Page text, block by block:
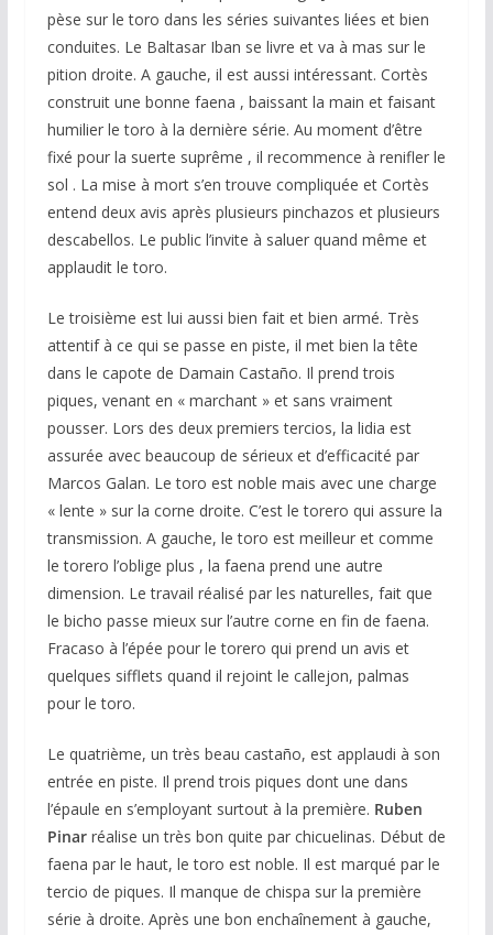
pèse sur le toro dans les séries suivantes liées et bien
conduites. Le Baltasar Iban se livre et va à mas sur le
pition droite. A gauche, il est aussi intéressant. Cortès
construit une bonne faena , baissant la main et faisant
humilier le toro à la dernière série. Au moment d’être
fixé pour la suerte suprême , il recommence à renifler le
sol . La mise à mort s’en trouve compliquée et Cortès
entend deux avis après plusieurs pinchazos et plusieurs
descabellos. Le public l’invite à saluer quand même et
applaudit le toro.
Le troisième est lui aussi bien fait et bien armé. Très
attentif à ce qui se passe en piste, il met bien la tête
dans le capote de Damain Castaño. Il prend trois
piques, venant en « marchant » et sans vraiment
pousser. Lors des deux premiers tercios, la lidia est
assurée avec beaucoup de sérieux et d’efficacité par
Marcos Galan. Le toro est noble mais avec une charge
« lente » sur la corne droite. C’est le torero qui assure la
transmission. A gauche, le toro est meilleur et comme
le torero l’oblige plus , la faena prend une autre
dimension. Le travail réalisé par les naturelles, fait que
le bicho passe mieux sur l’autre corne en fin de faena.
Fracaso à l’épée pour le torero qui prend un avis et
quelques sifflets quand il rejoint le callejon, palmas
pour le toro.
Le quatrième, un très beau castaño, est applaudi à son
entrée en piste. Il prend trois piques dont une dans
l’épaule en s’employant surtout à la première. Ruben
Pinarréalise un très bon quite par chicuelinas. Début de
faena par le haut, le toro est noble. Il est marqué par le
tercio de piques. Il manque de chispa sur la première
série à droite. Après une bon enchaînement à gauche,